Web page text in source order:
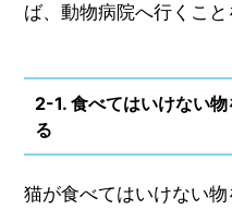
ば、動物病院へ行くこと
2-1. 食べてはいけない
る
猫が食べてはいけない